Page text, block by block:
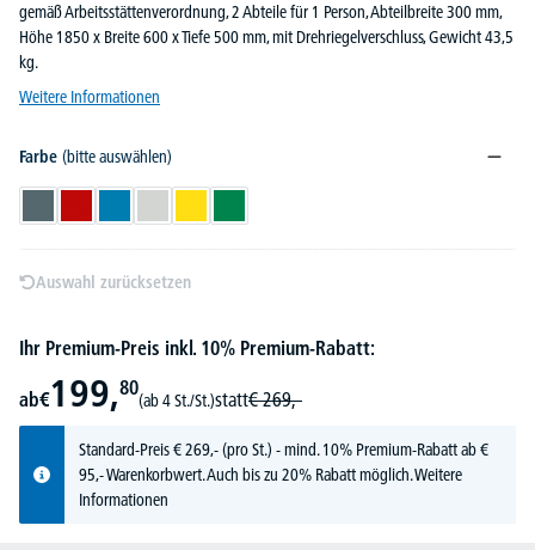
gemäß Arbeitsstättenverordnung, 2 Abteile für 1 Person, Abteilbreite 300 mm,
Höhe 1850 x Breite 600 x Tiefe 500 mm, mit Drehriegelverschluss, Gewicht 43,5
kg.
Weitere Informationen
Farbe (bitte auswählen)
Auswahl zurücksetzen
Ihr Premium-Preis inkl. 10% Premium-Rabatt:
ab€199,80
(ab 4 St./St.)statt€ 269,-
Standard-Preis€269,-(pro St.) - mind. 10% Premium-Rabatt ab €
95,- Warenkorbwert. Auch bis zu 20% Rabatt möglich.Weitere
Informationen